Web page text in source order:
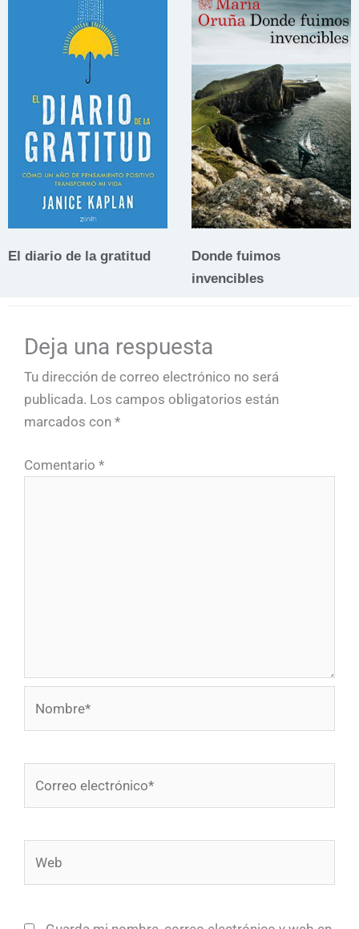
El diario de la gratitud
Donde fuimos
invencibles
Deja una respuesta
Tu dirección de correo electrónico no será
publicada. Los campos obligatorios están
marcados con *
Comentario *